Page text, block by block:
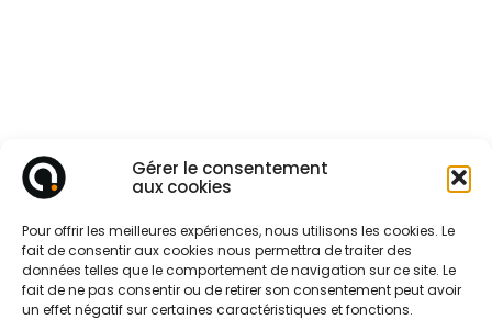
Gérer le consentement
aux cookies
Pour offrir les meilleures expériences, nous utilisons les cookies. Le
fait de consentir aux cookies nous permettra de traiter des
données telles que le comportement de navigation sur ce site. Le
fait de ne pas consentir ou de retirer son consentement peut avoir
un effet négatif sur certaines caractéristiques et fonctions.